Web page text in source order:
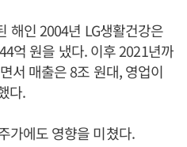
해인 2004년 LG생활건강은
억 원을 냈다. 이후 2021년까
서 매출은 8조 원대, 영업이
다.
가에도 영향을 미쳤다.